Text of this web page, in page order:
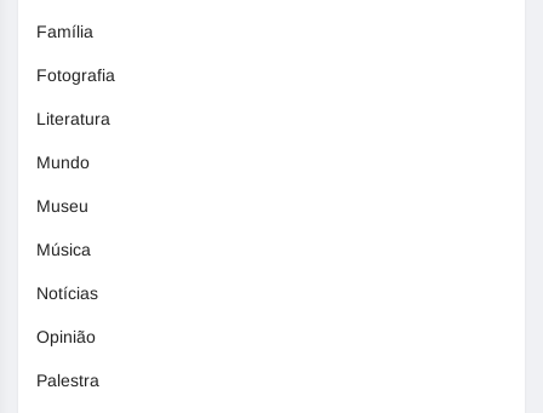
Família
Fotografia
Literatura
Mundo
Museu
Música
Notícias
Opinião
Palestra